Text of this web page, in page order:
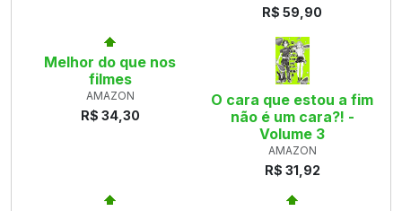
R$ 59,90
Melhor do que nos
filmes
AMAZON
R$ 34,30
O cara que estou a fim
não é um cara?! -
Volume 3
AMAZON
R$ 31,92